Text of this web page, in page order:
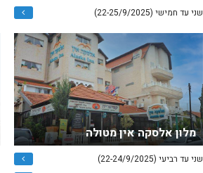
שני עד חמישי (22-25/9/2025)
מלון אלסקה אין מטולה
שני עד רביעי (22-24/9/2025)